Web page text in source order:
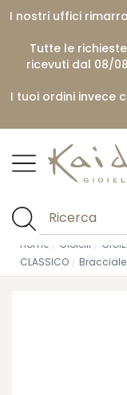
I nostri uffici
Tutte le
ricevuti dal 08/
I tuoi ordini invece
Home Gioielli
CLASSICO